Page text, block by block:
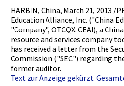
HARBIN, China, March 21, 2013 /
Education Alliance, Inc. ("China
"Company",­ OTCQX: CEAI), a
resource and services company
has received a letter from the
Commission­ ("SEC") regarding
former auditor.
Text zur Anzeige gekürzt.